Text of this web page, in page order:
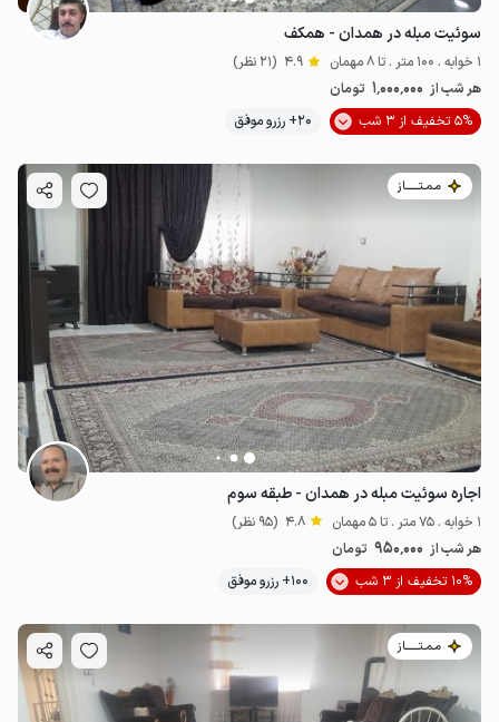
سوئیت مبله در همدان - همکف
1 خوابه . 100 متر . تا 8 مهمان 4.9 (21 نظر)
هر شب از 1٬000٬000 تومان
5% تخفیف از 3 شب
20+ رزرو موفق
مـمـتــــــاز
اجاره سوئیت مبله در همدان - طبقه سوم
1 خوابه . 75 متر . تا 5 مهمان 4.8 (95 نظر)
هر شب از 950٬000 تومان
10% تخفیف از 3 شب
100+ رزرو موفق
مـمـتــــــاز